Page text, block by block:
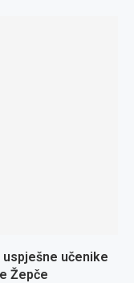
učenike
Žepče